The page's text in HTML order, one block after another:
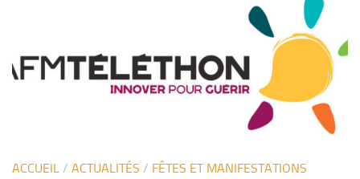
ACCUEIL / ACTUALITÉS / FÊTES ET MANIFESTATIONS